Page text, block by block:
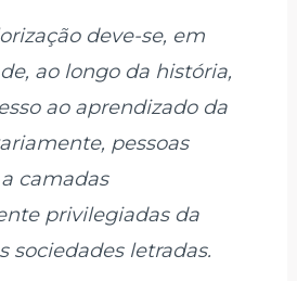
deve-se, em
ao longo da história,
ao aprendizado da
pessoas
camadas
privilegiadas da
sociedades letradas.